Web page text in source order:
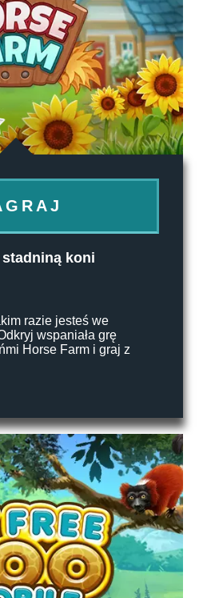
stadniną koni
razie jesteś we
wspaniała grę
Horse Farm i graj z